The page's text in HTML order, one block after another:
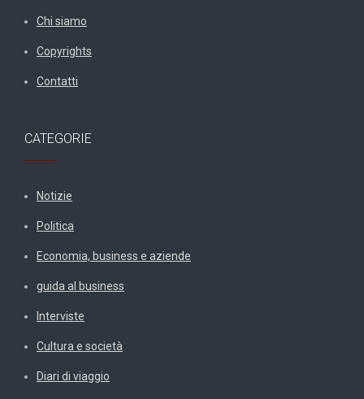
Chi siamo
Copyrights
Contatti
CATEGORIE
Notizie
Politica
Economia, business e aziende
guida al business
Interviste
Cultura e società
Diari di viaggio